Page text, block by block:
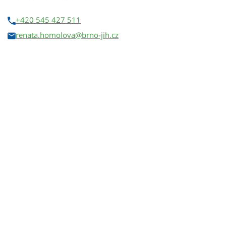
+420 545 427 511
renata.homolova